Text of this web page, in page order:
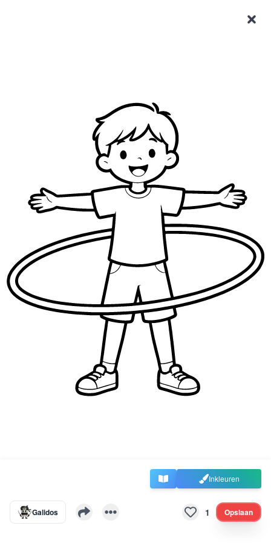
Inkleuren
Galidos 1 Opslaan